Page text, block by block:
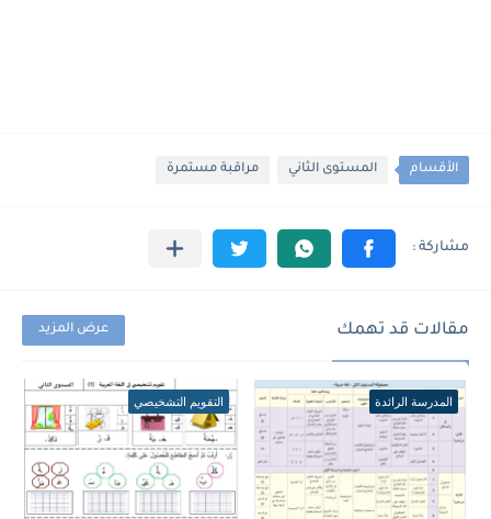
الأقسام المستوى الثاني مراقبة مستمرة
مقالات قد تهمك عرض المزيد
المدرسة الرائدة التقويم التشخيصي